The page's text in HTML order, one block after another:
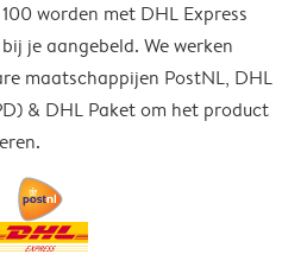
worden met DHL Express
je aangebeld. We werken
maatschappijen PostNL, DHL
& DHL Paket om het product